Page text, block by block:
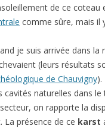
de ce
comme sûre, mais il
je suis arrivée dans la
(leurs résultats
de Chauvigny).
cavités naturelles dans
on rapporte la
La présence de ce karst